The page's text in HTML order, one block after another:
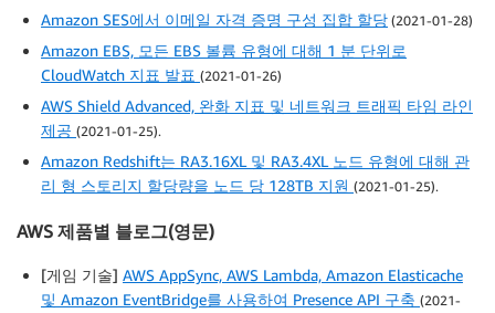
Amazon SES에서 이메일 자격 증명 구성 집합 할당 (2021-01-28)
Amazon EBS, 모든 EBS 볼륨 유형에 대해 1 분 단위로
CloudWatch 지표 발표 (2021-01-26)
AWS Shield Advanced, 완화 지표 및 네트워크 트래픽 타임 라인
제공 (2021-01-25).
Amazon Redshift는 RA3.16XL 및 RA3.4XL 노드 유형에 대해 관
리 형 스토리지 할당량을 노드 당 128TB 지원 (2021-01-25).
AWS 제품별 블로그(영문)
[게임 기술] AWS AppSync, AWS Lambda, Amazon Elasticache
및 Amazon EventBridge를 사용하여 Presence API 구축 (2021-